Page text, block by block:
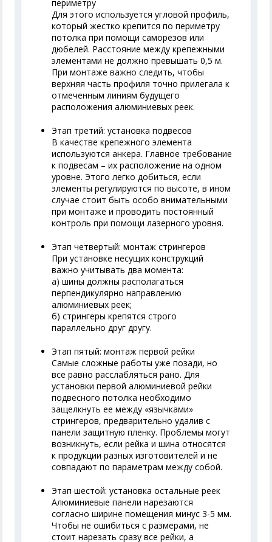
периметру
Для этого используется угловой профиль,
который жестко крепится по периметру
потолка при помощи саморезов или
дюбелей. Расстояние между крепежными
элементами не должно превышать 0,5 м.
При монтаже важно следить, чтобы
верхняя часть профиля точно прилегала к
отмеченным линиям будущего
расположения алюминиевых реек.
Этап третий: установка подвесов
В качестве крепежного элемента
используются анкера. Главное требование
к подвесам – их расположение на одном
уровне. Этого легко добиться, если
элементы регулируются по высоте, в ином
случае стоит быть особо внимательными
при монтаже и проводить постоянный
контроль при помощи лазерного уровня.
Этап четвертый: монтаж стрингеров
При установке несущих конструкций
важно учитывать два момента:
а) шины должны располагаться
перпендикулярно направлению
алюминиевых реек;
б) стрингеры крепятся строго
параллельно друг другу.
Этап пятый: монтаж первой рейки
Самые сложные работы уже позади, но
все равно расслабляться рано. Для
установки первой алюминиевой рейки
подвесного потолка необходимо
защелкнуть ее между «язычками»
стрингеров, предварительно удалив с
панели защитную пленку. Проблемы могут
возникнуть, если рейка и шина относятся
к продукции разных изготовителей и не
совпадают по параметрам между собой.
Этап шестой: установка остальные реек
Алюминиевые панели нарезаются
согласно ширине помещения минус 3-5 мм.
Чтобы не ошибиться с размерами, не
стоит нарезать сразу все рейки, а